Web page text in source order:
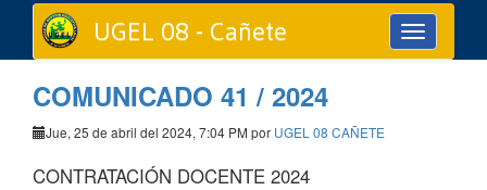
Toggle
navigation
UGEL 08 - Cañete
COMUNICADO 41 / 2024
Jue, 25 de abril del 2024, 7:04 PM por UGEL 08 CAÑETE
CONTRATACIÓN DOCENTE 2024